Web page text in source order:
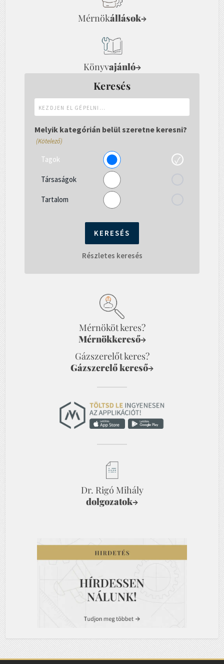
Mérnökállások→
Könyvajánló→
Keresés
el
gépelni...
Melyik kategórián belül szeretne keresni?
(Kötelező)
Tagok
Társaságok
Tartalom
Részletes keresés
Mérnököt keres?
Mérnökkereső→
Gázszerelőt keres?
Gázszerelő kereső→
Dr. Rigó Mihály
dolgozatok→